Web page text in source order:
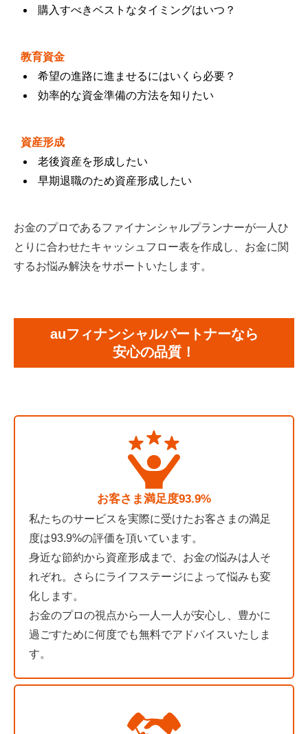
購入すべきベストなタイミングはいつ？
教育資金
希望の進路に進ませるにはいくら必要？
効率的な資金準備の方法を知りたい
資産形成
老後資産を形成したい
早期退職のため資産形成したい
お金のプロであるファイナンシャルプランナーが一人ひ
とりに合わせたキャッシュフロー表を作成し、お金に関
するお悩み解決をサポートいたします。
auフィナンシャルパートナーなら
安心の品質！
お客さま満足度93.9%
私たちのサービスを実際に受けたお客さまの満足
度は93.9%の評価を頂いています。
身近な節約から資産形成まで、お金の悩みは人そ
れぞれ。さらにライフステージによって悩みも変
化します。
お金のプロの視点から一人一人が安心し、豊かに
過ごすために何度でも無料でアドバイスいたしま
す。